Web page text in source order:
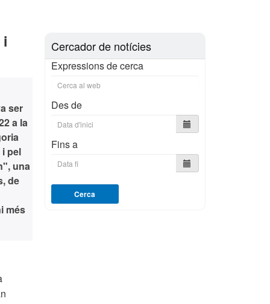
i
ser
a la
pel
una
de
més
Cercador de notícies
Expressions de cerca
Des de
Fins a
Cerca